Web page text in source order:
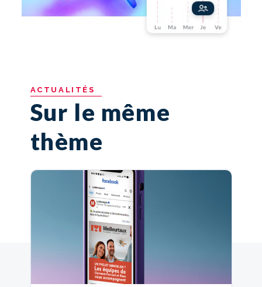
ACTUALITÉS
Sur le même
thème